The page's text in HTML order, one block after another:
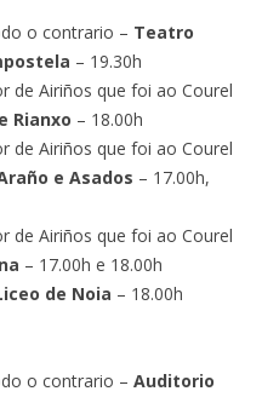
o contrario – Teatro
– 19.30h
de Airiños que foi ao Courel
Rianxo – 18.00h
de Airiños que foi ao Courel
e Asados – 17.00h,
de Airiños que foi ao Courel
– 17.00h e 18.00h
de Noia – 18.00h
o contrario – Auditorio